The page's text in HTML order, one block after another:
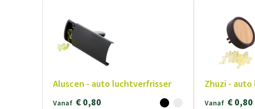
Aluscen - auto luchtverfrisser
Vanaf € 0,80
Zhuzi -
Vanaf € 0,80